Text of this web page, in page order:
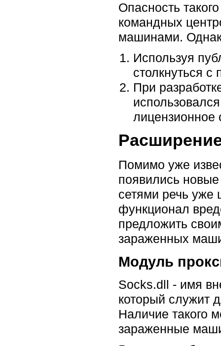
Опасность
командных
машинами.
Используя
столкнуться
При
лицензионное
Помимо уже
появились
сетями речь
функционал
предложить
зараженных
Модуль
Socks.dll - имя
который служит
Наличие такого
зараженные